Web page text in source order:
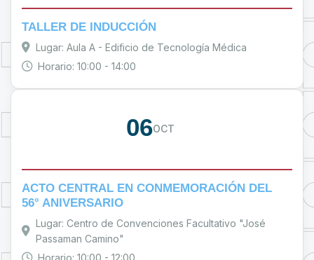
TALLER DE INDUCCIÓN
Lugar: Aula A - Edificio de Tecnología Médica
Horario: 10:00 - 14:00
06OCT
ACTO CENTRAL EN CONMEMORACIÓN DEL
56° ANIVERSARIO
Lugar: Centro de Convenciones Facultativo "José
Passaman Camino"
Horario: 10:00 - 12:00